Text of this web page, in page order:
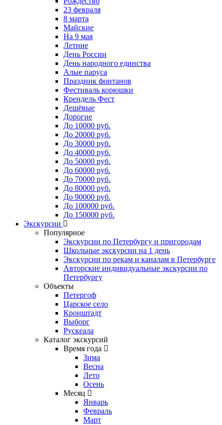
23 февраля
8 марта
Майские
На 9 мая
Летние
День России
День народного единства
Алые паруса
Праздник фонтанов
Фестиваль корюшки
Крендель Фест
Дешёвые
Дорогие
До 10000 руб.
До 20000 руб.
До 30000 руб.
До 40000 руб.
До 50000 руб.
До 60000 руб.
До 70000 руб.
До 80000 руб.
До 90000 руб.
До 100000 руб.
До 150000 руб.
Экскурсии
Популярное
Экскурсии по Петербургу и пригородам
Школьные экскурсии на 1 день
Экскурсии по рекам и каналам в Петербурге
Авторские индивидуальные экскурсии по
Петербургу
Объекты
Петергоф
Царское село
Кронштадт
Выборг
Рускеала
Каталог экскурсий
Время года
Зима
Весна
Лето
Осень
Месяц
Январь
Февраль
Март